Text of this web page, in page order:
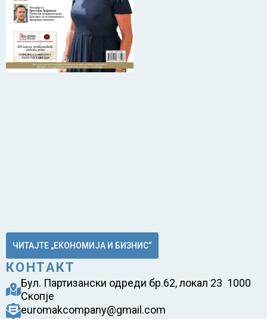
ЧИТАЈТЕ „ЕКОНОМИЈА И БИЗНИС“
КОНТАКТ
Бул. Партизански одреди бр.62, локал 23 1000
Скопје
euromakcompany@gmail.com